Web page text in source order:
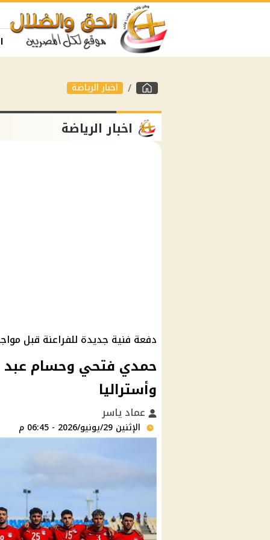
اخبار الرياضة
اخبار الرياضة
دفعة فنية جديدة للفراعنة قبل
حمدي فتحي وحسام عبد
وأستراليا
عماد ياسر
الإثنين 29/يونيو/2026 - 06:45 م